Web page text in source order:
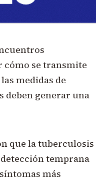
se transmite
medidas de
deben generar una
que la tuberculosis
temprana
más